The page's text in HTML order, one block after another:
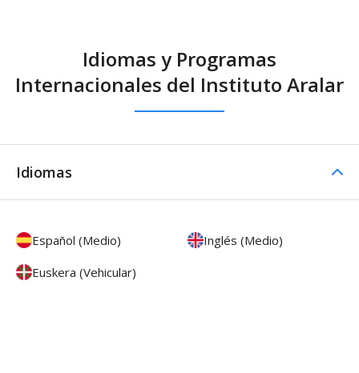
Idiomas y Programas
Internacionales del Instituto Aralar
Idiomas
Español (Medio)
Inglés (Medio)
Euskera (Vehicular)